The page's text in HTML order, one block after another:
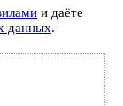
и даёте
данных.